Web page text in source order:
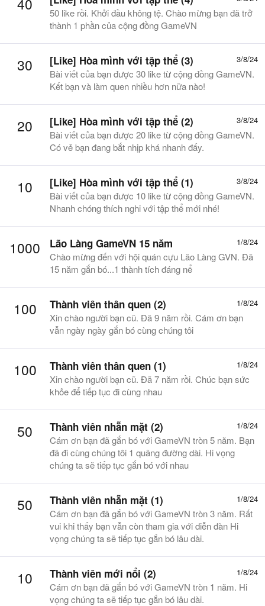
50 like rồi. Khởi đầu không tệ. Chào mừng bạn đã trở
thành 1 phần của cộng đồng GameVN
30 3/8/24
[Like] Hòa mình với tập thể (3)
Bài viết của bạn được 30 like từ cộng đồng GameVN.
Kết bạn và làm quen nhiều hơn nữa nào!
20 3/8/24
[Like] Hòa mình với tập thể (2)
Bài viết của bạn được 20 like từ cộng đồng GameVN.
Có vẻ bạn đang bắt nhịp khá nhanh đấy.
10 3/8/24
[Like] Hòa mình với tập thể (1)
Bài viết của bạn được 10 like từ cộng đồng GameVN.
Nhanh chóng thích nghi với tập thể mới nhé!
1000 1/8/24
Lão Làng GameVN 15 năm
Chào mừng đến với hội quán cựu Lão Làng GVN. Đã
15 năm gắn bó...1 thành tích đáng nể
100 1/8/24
Thành viên thân quen (2)
Xin chào người bạn cũ. Đã 9 năm rồi. Cám ơn bạn
vẫn ngày ngày gắn bó cùng chúng tôi
100 1/8/24
Thành viên thân quen (1)
Xin chào người bạn cũ. Đã 7 năm rồi. Chúc bạn sức
khỏe để tiếp tục đi cùng nhau
50 1/8/24
Thành viên nhẵn mặt (2)
Cám ơn bạn đã gắn bó với GameVN tròn 5 năm. Bạn
đã đi cùng chúng tôi 1 quãng đường dài. Hi vọng
chúng ta sẽ tiếp tục gắn bó với nhau
50 1/8/24
Thành viên nhẵn mặt (1)
Cám ơn bạn đã gắn bó với GameVN tròn 3 năm. Rất
vui khi thấy bạn vẫn còn tham gia với diễn đàn Hi
vọng chúng ta sẽ tiếp tục gắn bó lâu dài.
10 1/8/24
Thành viên mới nổi (2)
Cám ơn bạn đã gắn bó với GameVN tròn 1 năm. Hi
vọng chúng ta sẽ tiếp tục gắn bó lâu dài.